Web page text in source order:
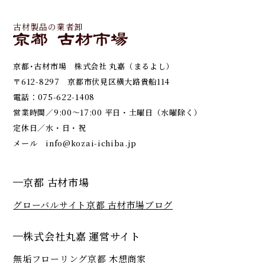
古材製品の業者卸
京都･古材市場 株式会社 丸嘉（まるよし）
〒612-8297 京都市伏見区横大路貴船114
電話： 075-622-1408
営業時間／9:00～17:00 平日・土曜日（水曜除く）
定休日／水・日・祝
メール info@kozai-ichiba.jp
京都 古材市場
グローバルサイト京都 古材市場ブログ
株式会社丸嘉 運営サイト
無垢フローリング京都 木想商家